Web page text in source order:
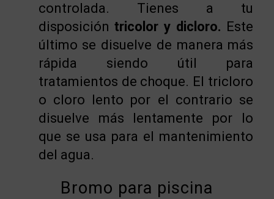
controlada. Tienes a tu
disposicióntricolor y dicloro. Este
último se disuelve de manera más
rápida siendo útil para
tratamientos de choque. El tricloro
o cloro lento por el contrario se
disuelve más lentamente por lo
que se usa para el mantenimiento
del agua.
Bromo para piscina